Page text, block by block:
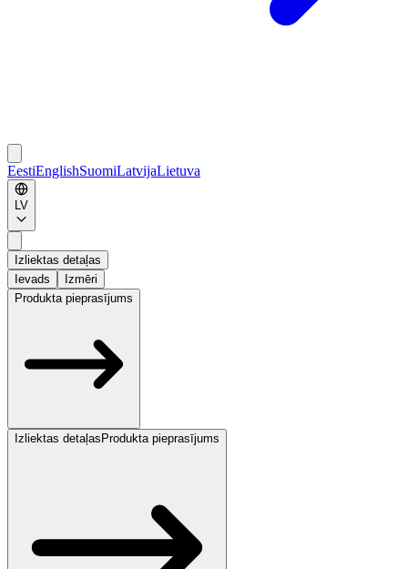
EestiEnglishSuomiLatvijaLietuva
LV
Izliektas detaļas
Ievads
Izmēri
Produkta pieprasījums
Izliektas detaļas Produkta pieprasījums